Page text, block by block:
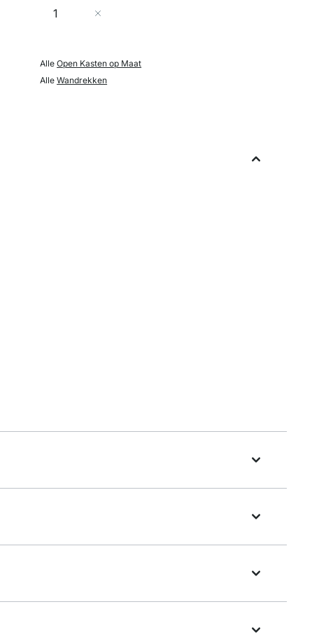
Aantal
AlleOpen Kasten op Maat
AlleWandrekken